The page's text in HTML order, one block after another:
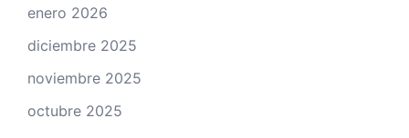
enero 2026
diciembre 2025
noviembre 2025
octubre 2025